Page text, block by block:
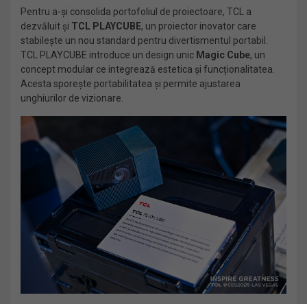
Pentru a-și consolida portofoliul de proiectoare, TCL a
dezvăluit și TCL PLAYCUBE, un proiector inovator care
stabilește un nou standard pentru divertismentul portabil.
TCL PLAYCUBE introduce un design unic Magic Cube, un
concept modular ce integrează estetica și funcționalitatea.
Acesta sporește portabilitatea și permite ajustarea
unghiurilor de vizionare.